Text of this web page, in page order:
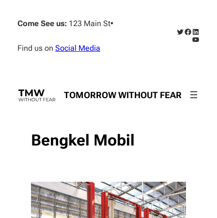
content
Come See us: 123 Main St•
Find us on Social Media
Twitter
Facebook
TOMORROW WITHOUT FEAR
Bengkel Mobil